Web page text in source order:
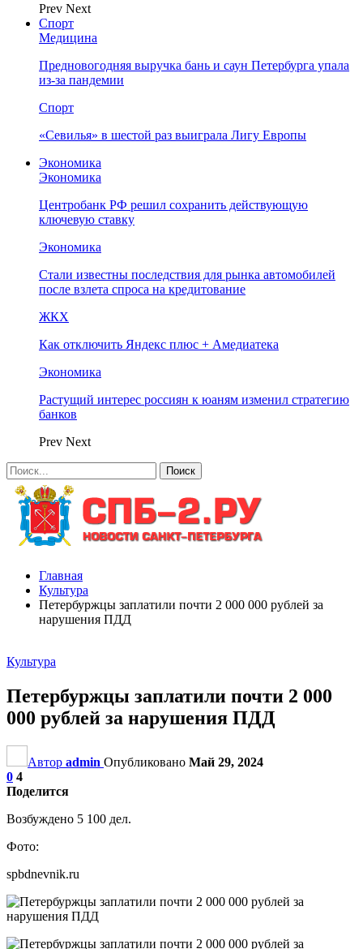
Prev Next
Спорт
Медицина
Предновогодняя выручка бань и саун Петербурга упала
из-за пандемии
Спорт
«Севилья» в шестой раз выиграла Лигу Европы
Экономика
Экономика
Центробанк РФ решил сохранить действующую
ключевую ставку
Экономика
Стали известны последствия для рынка автомобилей
после взлета спроса на кредитование
ЖКХ
Как отключить Яндекс плюс + Амедиатека
Экономика
Растущий интерес россиян к юаням изменил стратегию
банков
Prev Next
Главная
Культура
Петербуржцы заплатили почти 2 000 000 рублей за
нарушения ПДД
Культура
Петербуржцы заплатили почти 2 000
000 рублей за нарушения ПДД
Автор admin Опубликовано Май 29, 2024
0 4
Поделится
Возбуждено 5 100 дел.
Фото:
spbdnevnik.ru